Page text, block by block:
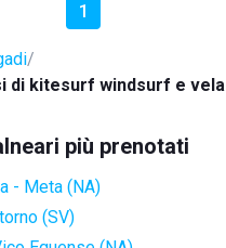
1
di kitesurf windsurf e vela
più prenotati
- Meta (NA)
(SV)